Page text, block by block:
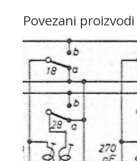
Povezani proizvodi